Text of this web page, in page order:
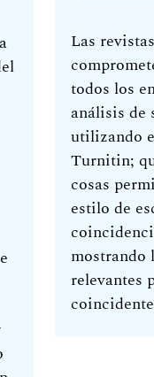
Las
todos los
análisis
utilizando
Turnitin;
cosas
estilo de
mostrando
relevantes